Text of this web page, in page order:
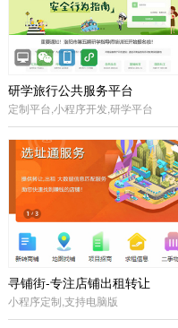
研学旅行公共服务平台
定制平台,小程序开发,研学平台
寻铺街-专注店铺出租转让
小程序定制,支持电脑版